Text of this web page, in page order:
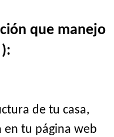
que manejo
de tu casa,
en tu página web